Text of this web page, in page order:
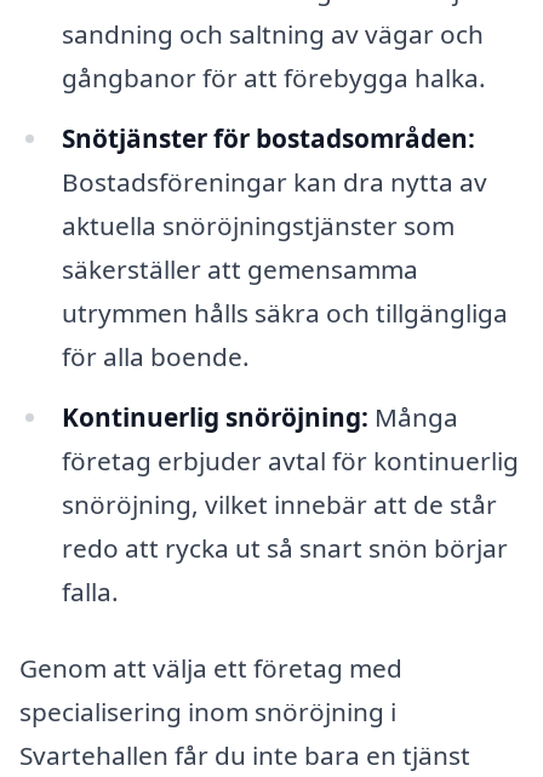
sandning och saltning av vägar och
gångbanor för att förebygga halka.
Snötjänster för bostadsområden:
Bostadsföreningar kan dra nytta av
aktuella snöröjningstjänster som
säkerställer att gemensamma
utrymmen hålls säkra och tillgängliga
för alla boende.
Kontinuerlig snöröjning: Många
företag erbjuder avtal för kontinuerlig
snöröjning, vilket innebär att de står
redo att rycka ut så snart snön börjar
falla.
Genom att välja ett företag med
specialisering inom snöröjning i
Svartehallen får du inte bara en tjänst